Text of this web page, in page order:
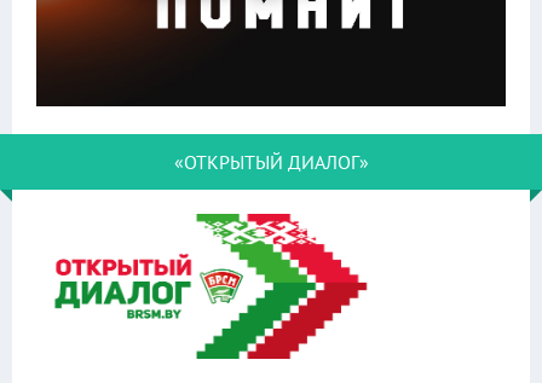
«ОТКРЫТЫЙ ДИАЛОГ»